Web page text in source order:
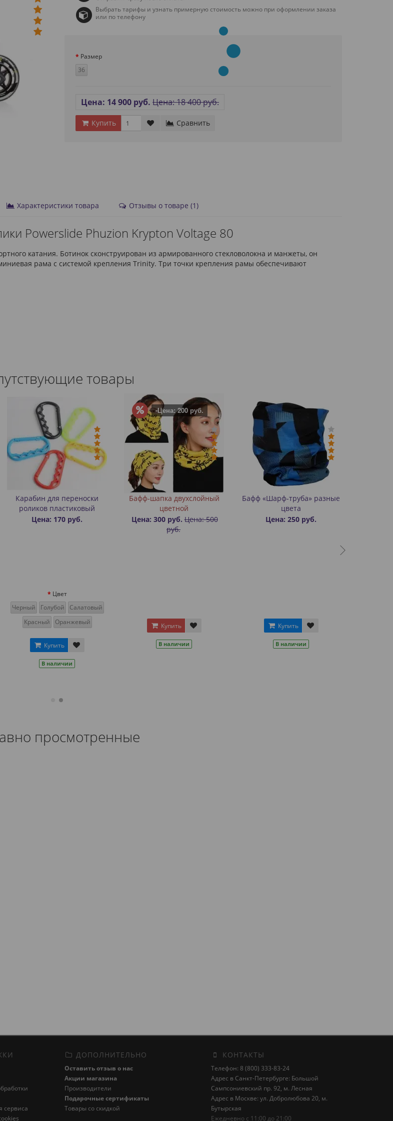
Выбрать тарифы и узнать примерную стоимость можно при оформлении заказа
или по телефону
Размер
36
Цена: 14 900 руб. Цена: 18 400 руб.
Купить Сравнить
Характеристики товара Отзывы о товаре (1)
Powerslide Phuzion Krypton Voltage 80
катания. Ботинок сконструирован из армированного стекловолокна и манжеты, он
рама с системой крепления Trinity. Три точки крепления рамы обеспечивают
товары
Карабин для переноски
роликов пластиковый
Цена: 170 руб.
Цвет
Черный
Голубой
Салатовый
Красный
Оранжевый
Купить
В наличии
-Цена: 200 руб.
Бафф-шапка двухслойный
цветной
Цена: 300 руб. Цена: 500
руб.
Купить
В наличии
Бафф «Шарф-труба» разные
цвета
Цена: 250 руб.
Купить
В наличии
просмотренные
сервиса
ДОПОЛНИТЕЛЬНО
Оставить отзыв о нас
Акции магазина
Производители
Подарочные сертификаты
Товары со скидкой
КОНТАКТЫ
Телефон: 8 (800) 333-83-24
Адрес в Санкт-Петербурге: Большой
Сампсониевский пр. 92, м. Лесная
Адрес в Москве: ул. Добролюбова 20, м.
Бутырская
Ежедневно с 11:00 до 21:00